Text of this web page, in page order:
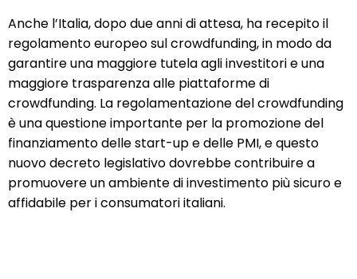
Anche l’Italia, dopo due anni di attesa, ha recepito il
regolamento europeo sul crowdfunding, in modo da
garantire una maggiore tutela agli investitori e una
maggiore trasparenza alle piattaforme di
crowdfunding. La regolamentazione del crowdfunding
è una questione importante per la promozione del
finanziamento delle start-up e delle PMI, e questo
nuovo decreto legislativo dovrebbe contribuire a
promuovere un ambiente di investimento più sicuro e
affidabile per i consumatori italiani.